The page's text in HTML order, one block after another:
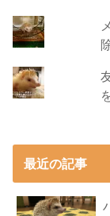
最近の記事